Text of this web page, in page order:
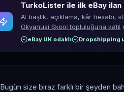
TurkoLister ile ilk eBay ilan
AI başlık, açıklama, kâr hesabı,
Okyanusi Skool topluluğuna katıl
eBay UK odaklı Dropshipping
Bugün size biraz farklı bir şeyden